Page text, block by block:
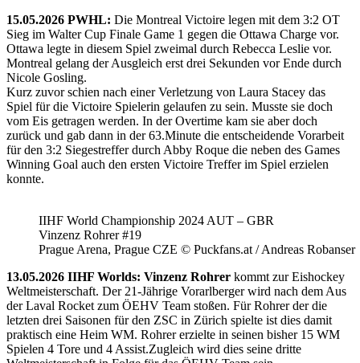
15.05.2026 PWHL: Die Montreal Victoire legen mit dem 3:2 OT
Sieg im Walter Cup Finale Game 1 gegen die Ottawa Charge vor.
Ottawa legte in diesem Spiel zweimal durch Rebecca Leslie vor.
Montreal gelang der Ausgleich erst drei Sekunden vor Ende durch
Nicole Gosling.
Kurz zuvor schien nach einer Verletzung von Laura Stacey das
Spiel für die Victoire Spielerin gelaufen zu sein. Musste sie doch
vom Eis getragen werden. In der Overtime kam sie aber doch
zurück und gab dann in der 63.Minute die entscheidende Vorarbeit
für den 3:2 Siegestreffer durch Abby Roque die neben des Games
Winning Goal auch den ersten Victoire Treffer im Spiel erzielen
konnte.
IIHF World Championship 2024 AUT – GBR
Vinzenz Rohrer #19
Prague Arena, Prague CZE © Puckfans.at / Andreas Robanser
13.05.2026 IIHF Worlds: Vinzenz Rohrer kommt zur Eishockey
Weltmeisterschaft. Der 21-Jährige Vorarlberger wird nach dem Aus
der Laval Rocket zum ÖEHV Team stoßen. Für Rohrer der die
letzten drei Saisonen für den ZSC in Zürich spielte ist dies damit
praktisch eine Heim WM. Rohrer erzielte in seinen bisher 15 WM
Spielen 4 Tore und 4 Assist.Zugleich wird dies seine dritte